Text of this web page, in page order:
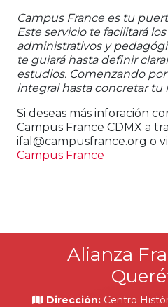
Campus France es tu
Este servicio te facilitará
administrativos y
te guiará hasta definir
estudios. Comenzando
integral hasta concretar tu
Si deseas más inforación
Campus France CDMX a
ifal@campusfrance.org o v
Campus France
Alianza
Dirección: Centro